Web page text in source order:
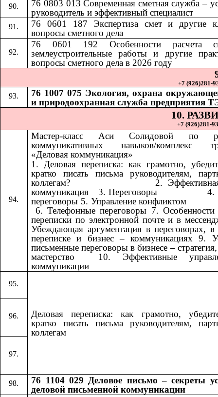
76 0803 013 Современная сметная служба –
руководитель и эффективный специалист
76 0601 187 Экспертиза смет и другие
вопросы сметного дела
76 0601 192 ​​Особенности расчета
землеустроительные работы и другие
вопросы сметного дела в 2026 году
+7 (926)281-
76 1007 075 Экология, охрана
и природоохранная служба предприятия
10.
+7 (926)281-
Мастер-класс Аси Солидовой по
коммуникативных навыков/комплекс
«Деловая коммуникация»
1. Деловая переписка: как грамотно,
кратко писать письма руководителям,
коллегам? ​​ ​​ ​​ ​​ ​​ ​​ ​​ ​​ ​​ ​​ ​​ ​​ ​​ ​​ ​​​​ 2. Эффективная
коммуникация ​​​​ 3. Переговоры ​​ ​​ ​​ ​​ ​​ ​​ ​​ ​​ ​​ ​​ ​​ ​​ ​​ ​​​​ 4.
переговоры 5. Управление конфликтом
6. Телефонные переговоры 7. Особенности
переписки по электронной почте и в
Убеждающая аргументация в переговорах, в
переписке и бизнес – коммуникациях 9.
письменные переговоры в бизнесе – стратегия,
мастерство ​​ 10. Эффективные
коммуникации​​
Деловая переписка: как грамотно,
кратко писать письма руководителям,
коллегам
76 1104 029 Деловое письмо – секреты
деловой письменной коммуникации